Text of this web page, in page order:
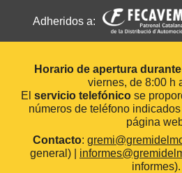
Adheridos a:
Horario de apertura
viernes, de 8:00 h
El servicio telefónicose
números de teléfono
página
Contacto:
general) |
informes).